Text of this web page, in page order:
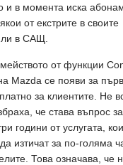
и в момента иска
от екстрите в своите
в САЩ.
от функции
Mazda се появи за
за клиентите. Не
че става въпрос
години от услугата,
изтичат за по-голяма
Това означава, че